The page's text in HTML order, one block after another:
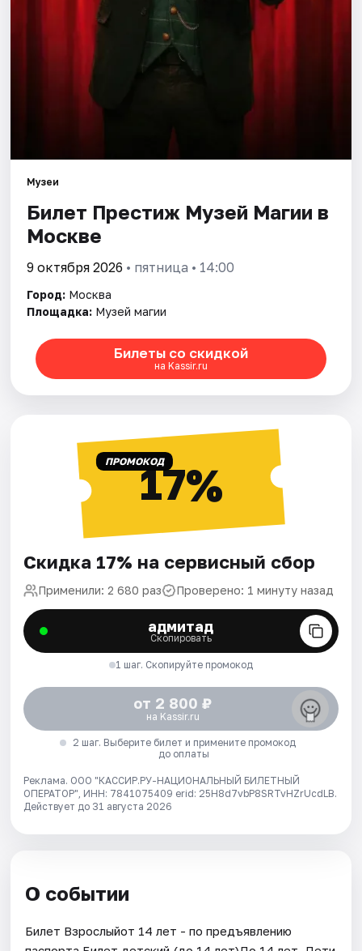
Музеи
Билет Престиж Музей Магии в
Москве
9 октября 2026 • пятница • 14:00
Город: Москва
Площадка: Музей магии
Билеты со скидкой
на Kassir.ru
ПРОМОКОД17%
Скидка 17% на сервисный сбор
Применили: 2 680 раз Проверено: 1 минуту назад
адмитад
Скопировать
1 шаг. Скопируйте промокод
от 2 800 ₽
на Kassir.ru
2 шаг. Выберите билет и примените промокод
до оплаты
Реклама. ООО "КАССИР.РУ-НАЦИОНАЛЬНЫЙ БИЛЕТНЫЙ
ОПЕРАТОР", ИНН: 7841075409 erid: 25H8d7vbP8SRTvHZrUcdLB.
Действует до 31 августа 2026
О событии
Билет Взрослыйот 14 лет - по предъявлению